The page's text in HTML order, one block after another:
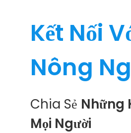
Kết Nối
Nông
Chia Sẻ Những
Mọi Người